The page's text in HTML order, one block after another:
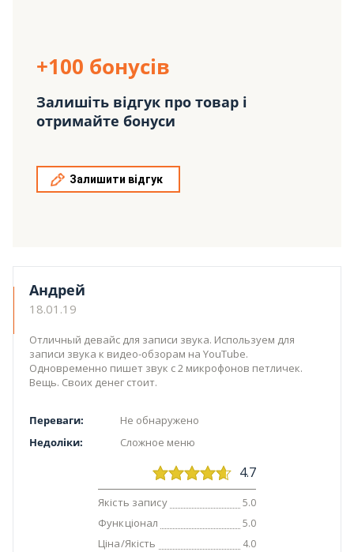
+100 бонусів
Залишіть відгук про товар і
отримайте бонуси
Залишити відгук
Андрей
18.01.19
Отличный девайс для записи звука. Используем для
записи звука к видео-обзорам на YouTube.
Одновременно пишет звук с 2 микрофонов петличек.
Вещь. Своих денег стоит.
Переваги:
Не обнаружено
Недоліки:
Сложное меню
4.7
Якість запису 5.0
Функціонал 5.0
Ціна/Якість 4.0